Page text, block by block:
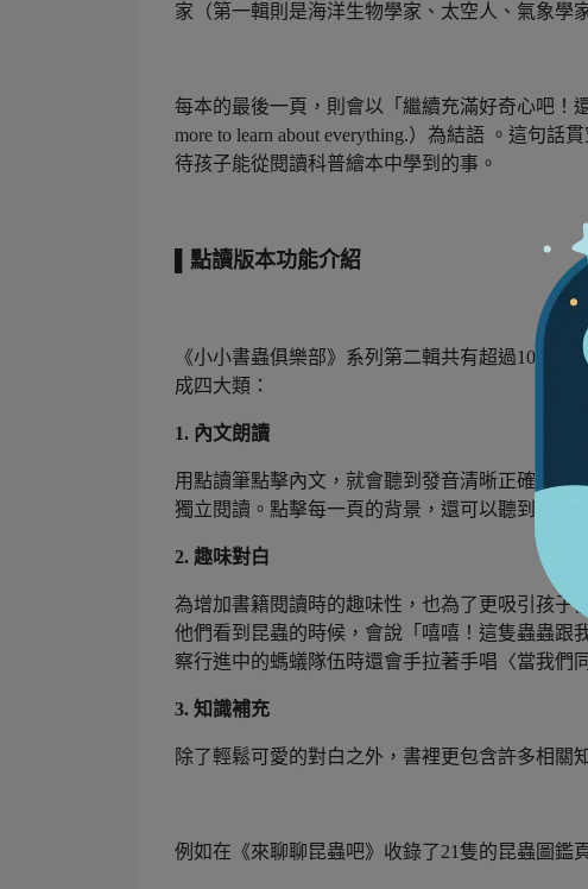
家（第一輯則是海洋生物學家、太空人、氣象學
每本的最後一頁，則會以「繼續充滿好奇心吧！
more to learn about everything.）為結語 。這句
待孩子能從閱讀科普繪本中學到的事。
▌點讀版本功能介紹
《小小書蟲俱樂部》系列第二輯共有超過1000
成四大類：
1. 內文朗讀
用點讀筆點擊內文，就會聽到發音清晰正確的朗
獨立閱讀。點擊每一頁的背景，還可以聽到該跨
2. 趣味對白
為增加書籍閱讀時的趣味性，也為了更吸引孩子
他們看到昆蟲的時候，會說「嘻嘻！這隻蟲蟲跟
察行進中的螞蟻隊伍時還會手拉著手唱〈當我們
3. 知識補充
除了輕鬆可愛的對白之外，書裡更包含許多相關
例如在《來聊聊昆蟲吧》收錄了21隻的昆蟲圖鑑